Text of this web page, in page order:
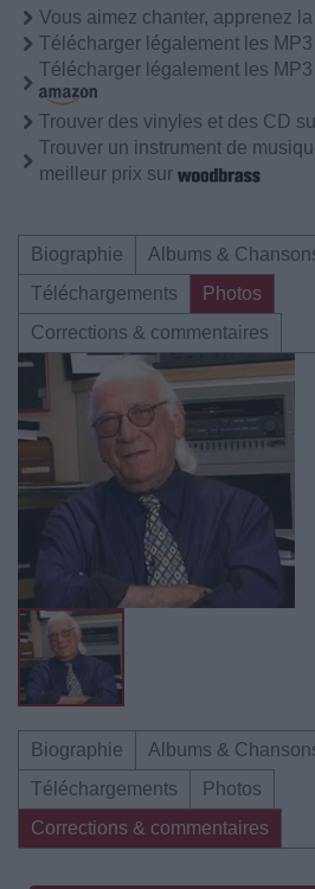
Vous aimez chanter, apprenez
Télécharger légalement les
Télécharger légalement les
Trouver des vinyles et des CD
Trouver un instrument de
meilleur prix sur
Biographie
Albums &
Téléchargements
Photos
Corrections & commentaires
Biographie
Albums &
Téléchargements
Photos
Corrections & commentaires